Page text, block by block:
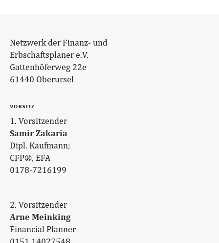
Netzwerk der Finanz- und
Erbschaftsplaner e.V.
Gattenhöferweg 22e
61440 Oberursel
VORSITZ
1. Vorsitzender
Samir Zakaria
Dipl. Kaufmann;
CFP®, EFA
0178-7216199
2. Vorsitzender
Arne Meinking
Financial Planner